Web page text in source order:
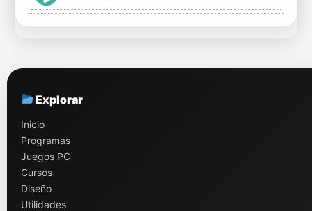
Explorar
Inicio
Programas
Juegos PC
Cursos
Diseño
Utilidades